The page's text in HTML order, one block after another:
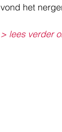
vond het
> lees verder